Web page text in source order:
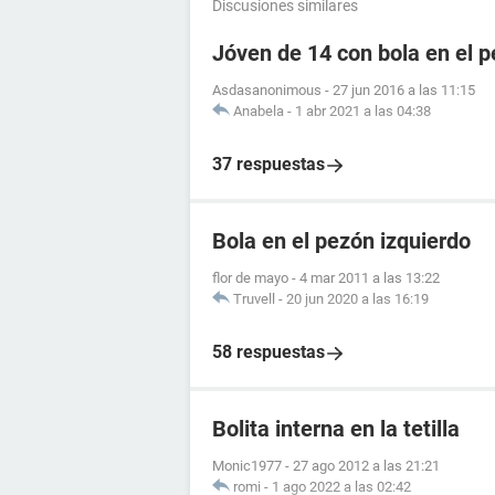
Discusiones similares
Jóven de 14 con bola en el
Asdasanonimous - 27 jun 2016 a las 11:15
Anabela - 1 abr 2021 a las 04:38
37 respuestas
Bola en el pezón izquierdo
flor de mayo - 4 mar 2011 a las 13:22
Truvell - 20 jun 2020 a las 16:19
58 respuestas
Bolita interna en la tetilla
Monic1977 - 27 ago 2012 a las 21:21
romi - 1 ago 2022 a las 02:42